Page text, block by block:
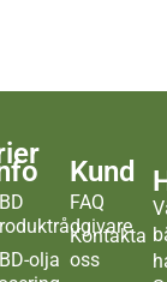
olja
Kund
FAQ
Kontakta
oss